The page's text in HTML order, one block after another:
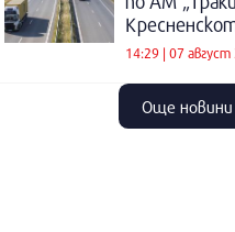
14:29 | 07 август
Още новини